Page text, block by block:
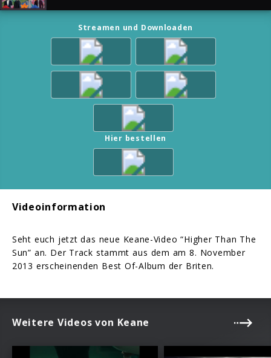
Streamen und Downloaden
Hier bestellen
Videoinformation
Seht euch jetzt das neue Keane-Video “Higher Than The
Sun” an. Der Track stammt aus dem am 8. November
2013 erscheinenden Best Of-Album der Briten.
Weitere Videos von Keane